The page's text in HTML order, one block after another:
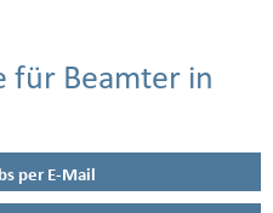
für Beamter in
per E-Mail